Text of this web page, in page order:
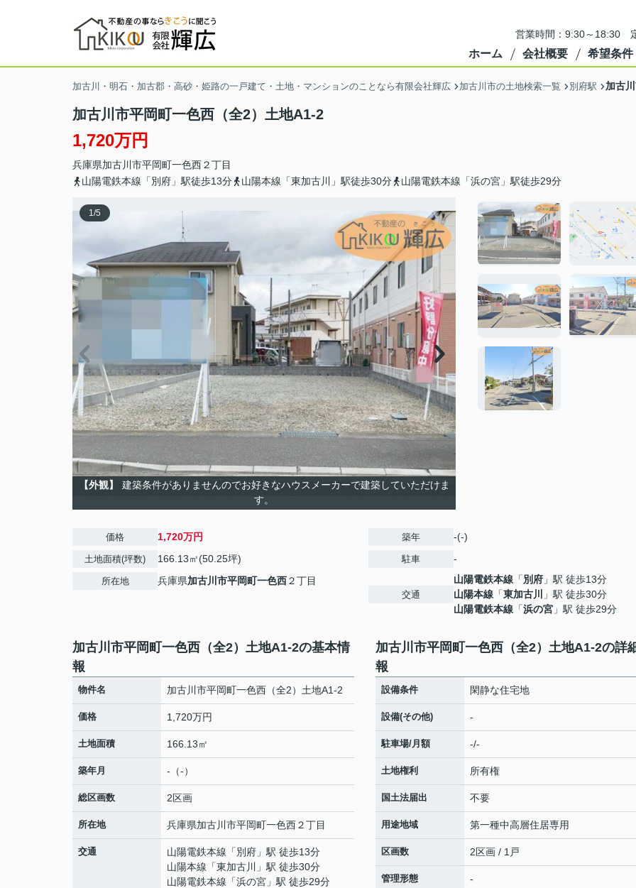
営業時間：9:30～18:30
ホーム 会社概要 希望条件
加古川・明石・加古郡・高砂・姫路の一戸建て・土地・マンションのことなら有限会社輝広 加古川市の土地検索一覧 別府駅 加古
加古川市平岡町一色西（全2）土地A1-2
1,720万円
兵庫県加古川市平岡町一色西２丁目
山陽電鉄本線「別府」駅徒歩13分
山陽本線「東加古川」駅徒歩30分 山陽電鉄本線「浜の宮」駅徒歩29分
1/5
【外観】
建築条件がありませんのでお好きなハウスメーカーで建築していただけま
す。
価格 1,720万円
土地面積(坪数) 166.13㎡(50.25坪)
所在地 兵庫県加古川市平岡町一色西２丁目
築年 -(-)
駐車 -
交通
山陽電鉄本線 「別府 」駅 徒歩13分
山陽本線 「東加古川
」駅 徒歩30分
山陽電鉄本線 「浜の宮 」駅 徒歩29分
加古川市平岡町一色西（全2）土地A1-2の基本情
報
物件名 加古川市平岡町一色西（全2）土地A1-2
価格 1,720万円
土地面積 166.13㎡
築年月 -（-）
総区画数 2区画
所在地 兵庫県加古川市平岡町一色西２丁目
交通 山陽電鉄本線 「別府 」駅 徒歩13分
山陽本線 「東加古川
」駅 徒歩30分
山陽電鉄本線 「浜の宮 」駅 徒歩29分
加古川市平岡町一色西（全2）土地A1-2の詳
報
設備条件 閑静な住宅地
設備(その他) -
駐車場/月額 -/-
土地権利 所有権
国土法届出 不要
用途地域 第一種中高層住居専用
区画数 2区画 / 1戸
管理形態 -